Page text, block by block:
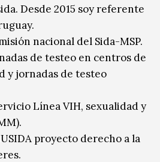
Desde 2015 soy referente
nacional del Sida-MSP.
de testeo en centros de
y jornadas de testeo
Línea VIH, sexualidad y
proyecto derecho a la